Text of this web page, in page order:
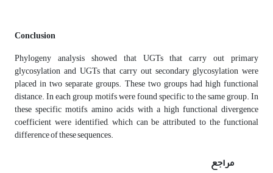
Conclusion
Phylogeny analysis showed that UGTs that carry out primary
glycosylation and UGTs that carry out secondary glycosylation were
placed in two separate groups. These two groups had high functional
distance. In each group, motifs were found specific to the same group. In
these specific motifs, amino acids with a high functional divergence
coefficient were identified, which can be attributed to the functional
difference of these sequences.
مراجع